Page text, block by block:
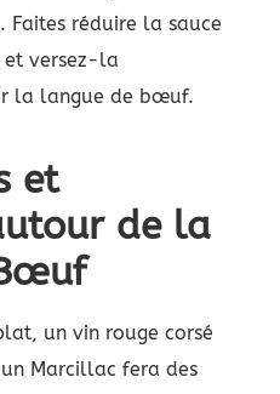
Faites réduire la sauce
et versez-la
la langue de bœuf.
et
de la
un vin rouge corsé
Marcillac fera des